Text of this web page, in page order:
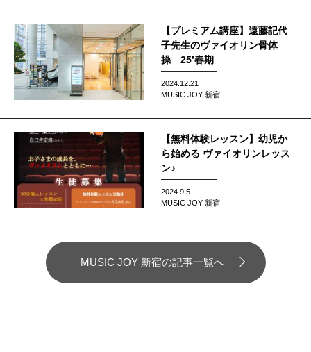
【プレミアム講座】遠藤記代
子先生のヴァイオリン骨体
操 25’春期
2024.12.21
MUSIC JOY 新宿
【無料体験レッスン】幼児か
ら始める ヴァイオリンレッス
ン♪
2024.9.5
MUSIC JOY 新宿
MUSIC JOY 新宿の記事一覧へ